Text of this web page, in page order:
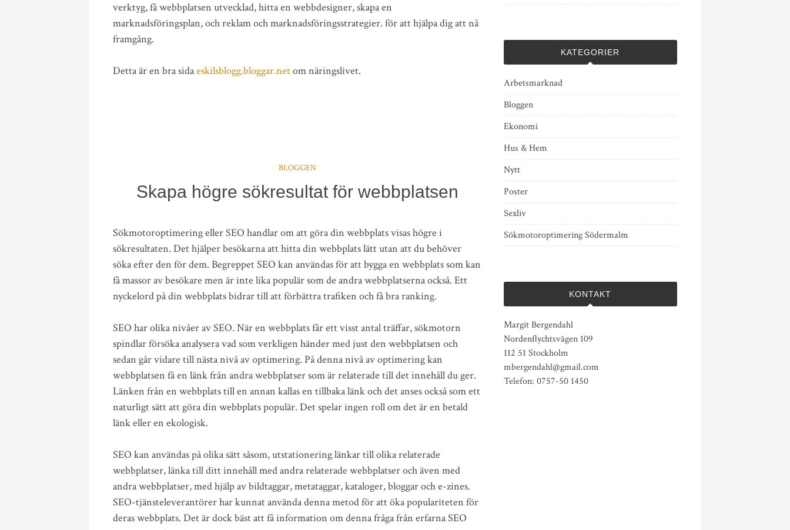
verktyg, få webbplatsen utvecklad, hitta en webbdesigner, skapa en
marknadsföringsplan, och reklam och marknadsföringsstrategier. för att hjälpa dig att nå
framgång.
Detta är en bra sidaeskilsblogg.bloggar.netom näringslivet.
BLOGGEN
Skapa högre sökresultat för webbplatsen
Sökmotoroptimering eller SEO handlar om att göra din webbplats visas högre i
sökresultaten. Det hjälper besökarna att hitta din webbplats lätt utan att du behöver
söka efter den för dem. Begreppet SEO kan användas för att bygga en webbplats som kan
få massor av besökare men är inte lika populär som de andra webbplatserna också. Ett
nyckelord på din webbplats bidrar till att förbättra trafiken och få bra ranking.
SEO har olika nivåer av SEO. När en webbplats får ett visst antal träffar, sökmotorn
spindlar försöka analysera vad som verkligen händer med just den webbplatsen och
sedan går vidare till nästa nivå av optimering. På denna nivå av optimering kan
webbplatsen få en länk från andra webbplatser som är relaterade till det innehåll du ger.
Länken från en webbplats till en annan kallas en tillbaka länk och det anses också som ett
naturligt sätt att göra din webbplats populär. Det spelar ingen roll om det är en betald
länk eller en ekologisk.
SEO kan användas på olika sätt såsom, utstationering länkar till olika relaterade
webbplatser, länka till ditt innehåll med andra relaterade webbplatser och även med
andra webbplatser, med hjälp av bildtaggar, metataggar, kataloger, bloggar och e-zines.
SEO-tjänsteleverantörer har kunnat använda denna metod för att öka populariteten för
deras webbplats. Det är dock bäst att få information om denna fråga från erfarna SEO
KATEGORIER
Arbetsmarknad
Bloggen
Ekonomi
Hus & Hem
Nytt
Poster
Sexliv
Sökmotoroptimering Södermalm
KONTAKT
Margit Bergendahl
Nordenflychtsvägen 109
112 51 Stockholm
mbergendahl@gmail.com
Telefon: 0757-50 1450